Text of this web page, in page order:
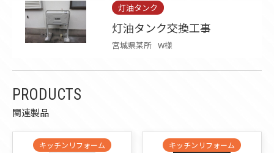
灯油タンク
灯油タンク交換工事
宮城県某所 W様
PRODUCTS
関連製品
キッチンリフォーム キッチンリフォーム